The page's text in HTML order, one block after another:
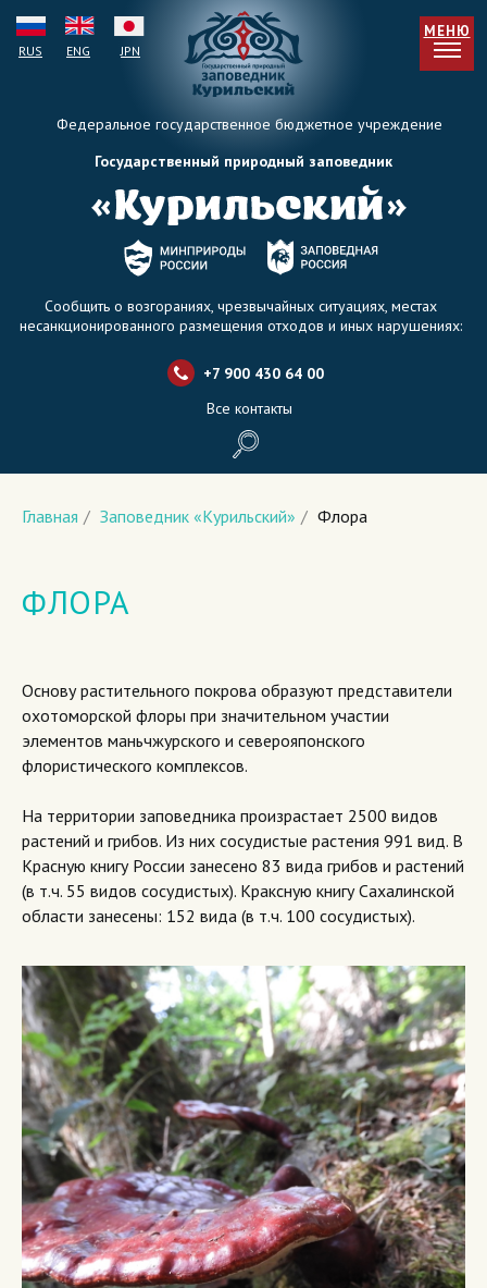
Федеральное государственное бюджетное учреждение
RUS ENG JPN
Сообщить о возгораниях, чрезвычайных ситуациях, местах
несанкционированного размещения отходов и иных нарушениях:
Все контакты
Государственный природный заповедник
+7 900 430 64 00
МЕНЮ
Главная / Заповедник «Курильский» / Флора
ФЛОРА
Основу растительного покрова образуют представители
охотоморской флоры при значительном участии
элементов маньчжурского и северояпонского
флористического комплексов.
На территории заповедника произрастает 2500 видов
растений и грибов. Из них сосудистые растения 991 вид. В
Красную книгу России занесено 83 вида грибов и растений
(в т.ч. 55 видов сосудистых). Краксную книгу Сахалинской
области занесены: 152 вида (в т.ч. 100 сосудистых).